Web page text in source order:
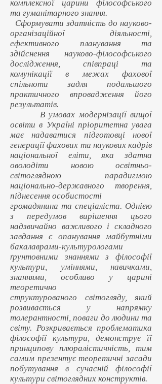
комплексної царини філософського
та гуманітарного знання.
Сформувати здатність до науково-
організаційної діяльності,
ефективного планування та
здійснення науково-філософського
дослідження, співпраці та
комунікації в межах фахової
спільноти задля подальшого
практичного впровадження його
результатів.
В умовах модернізації вищої
освіти в Україні пріоритетна увага
має надаватися підготовці нової
генерації фахових та наукових кадрів
національної еліти, яка здатна
оволодіти новою освітньо-
світоглядною парадигмою
національно-державного творення,
піднесення особистості
громадянина та спеціаліста. Однією
з передумов вирішення цього
надзвичайно важливого і складного
завдання є опанування майбутніми
бакалаврами-культурологами
ґрунтовними знаннями з філософії
культури, уміннями, навичками,
знаннями, особливо у царині
теоретично
структурованого світогляду, який
розвивається у напрямку
толерантності, поваги до людини та
світу. Розкривається проблематика
філософії культури, демонструє її
принципову плюралістичність, тим
самим презентує теоретичні засади
побутування в сучасній філософії
культури світоглядних конструктів.